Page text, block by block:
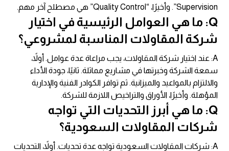
Supervision”. وأخيرًا، “Quality Control” هي مصطلح آخر مهم.
Q: ما هي العوامل الرئيسية في اختيار
شركة المقاولات المناسبة لمشروعي؟
A: عند اختيار شركة المقاولات، يجب مراعاة عدة عوامل. أولاً،
سمعة الشركة وخبرتها في مشاريع مماثلة. ثانيًا، جودة الأداء
والالتزام بالمواعيد والميزانية. ثم توافر الكوادر الفنية والإدارية
المؤهلة. وأخيرًا، الأوراق والتراخيص اللازمة للشركة.
Q: ما هي أبرز التحديات التي تواجه
شركات المقاولات السعودية؟
A: شركات المقاولات السعودية تواجه عدة تحديات. أولاً، التحديات